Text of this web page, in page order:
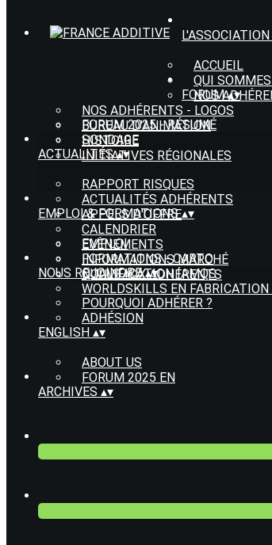
L'ASSOCIATION
ACCUEIL
QUI
NOS
NOS ADHÉRENTS - LOGOS
BUREAU D'ANIMATION
HISTOIRE
INITIATIVES RÉGIONALES
FORUM▴▾
FORUM 2025 - RÉSUMÉ
SONDAGE
ACTUALITÉS▴▾
RAPPORT RISQUES
ACTUALITÉS ADHÉRENTS
APPELS D'OFFRE
CALENDRIER
EVÈNEMENTS
INFORMATIONS MARCHÉ
NOUVEAUX ADHÉRENTS
EMPLOI & FORMATIONS▴▾
EMPLOI
FORMATIONS - CARTO
QUALIFICATION IAMQS
WORLDSKILLS EN
NOUS REJOINDRE▴▾
POURQUOI ADHÉRER ?
ADHÉSION
ENGLISH ▴▾
ABOUT US
FORUM 2025 EN
ARCHIVES ▴▾